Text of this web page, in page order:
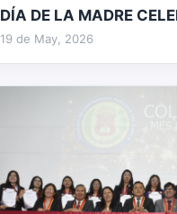
78 fotos
DÍA DE LA MADRE
19 de May, 2026